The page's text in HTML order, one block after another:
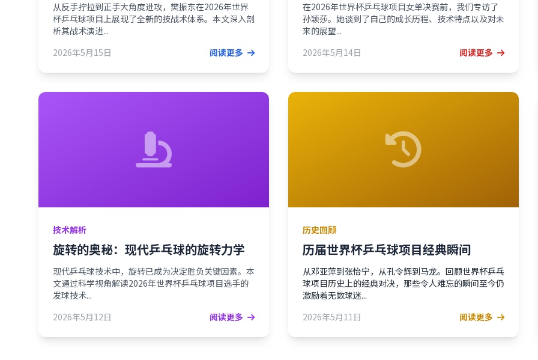
从反手拧拉到正手大角度进攻，樊振东在2026年世界
杯乒乓球项目上展现了全新的技战术体系。本文深入剖
析其战术演进...
2026年5月15日
阅读更多
在2026年世界杯乒乓球项目女单决赛前，我们专访了
孙颖莎。她谈到了自己的成长历程、技术特点以及对未
来的展望...
2026年5月14日
阅读更多
技术解析
旋转的奥秘：现代乒乓球的旋转力学
现代乒乓球技术中，旋转已成为决定胜负关键因素。本
文通过科学视角解读2026年世界杯乒乓球项目选手的
发球技术...
2026年5月12日
阅读更多
历史回顾
历届世界杯乒乓球项目经典瞬间
从邓亚萍到张怡宁，从孔令辉到马龙。回顾世界杯乒乓
球项目历史上的经典对决，那些令人难忘的瞬间至今仍
激励着无数球迷...
2026年5月11日
阅读更多